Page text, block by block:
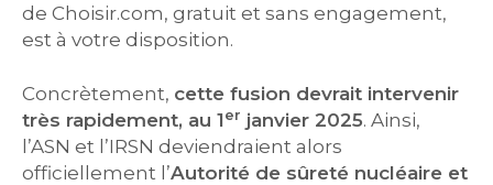
de Choisir.com, gratuit et sans engagement,
est à votre disposition.
Concrètement, cette fusion devrait intervenir
très rapidement, au 1er janvier 2025. Ainsi,
l’ASN et l’IRSN deviendraient alors
officiellement l’Autorité de sûreté nucléaire et